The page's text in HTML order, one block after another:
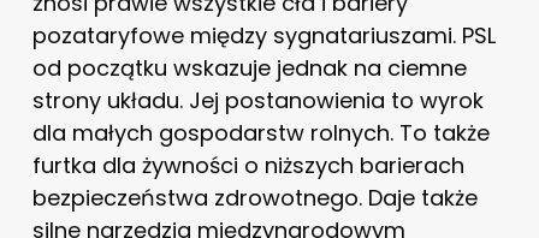
pozataryfowe między sygnatariuszami. PSL
od początku wskazuje jednak na ciemne
strony układu. Jej postanowienia to wyrok
dla małych gospodarstw rolnych. To także
furtka dla żywności o niższych barierach
bezpieczeństwa zdrowotnego. Daje także
silne narzędzia międzynarodowym